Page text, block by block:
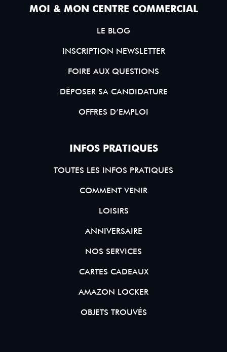
MOI & MON CENTRE COMMERCIAL
LE BLOG
INSCRIPTION NEWSLETTER
FOIRE AUX QUESTIONS
DÉPOSER SA CANDIDATURE
OFFRES D’EMPLOI
INFOS PRATIQUES
TOUTES LES INFOS PRATIQUES
COMMENT VENIR
LOISIRS
ANNIVERSAIRE
NOS SERVICES
CARTES CADEAUX
AMAZON LOCKER
OBJETS TROUVÉS